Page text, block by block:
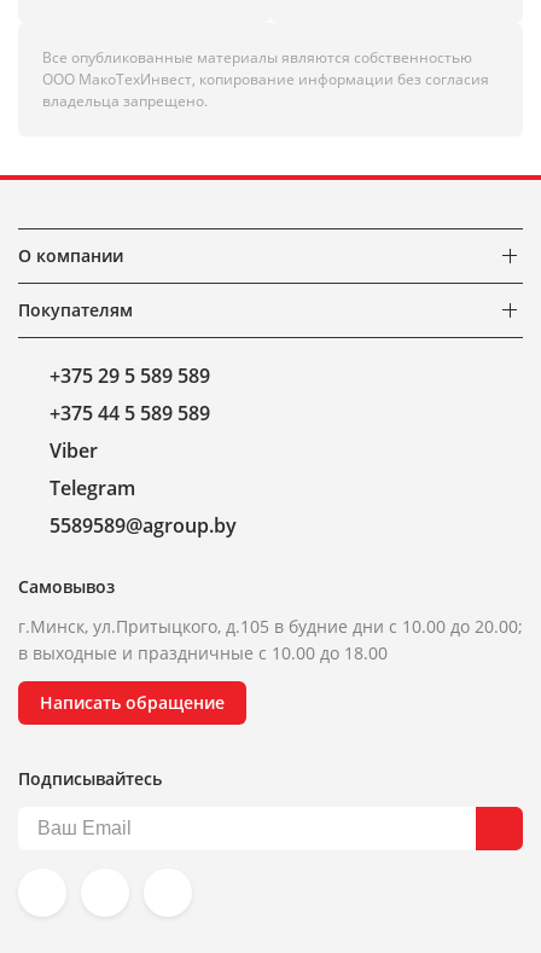
Все опубликованные материалы являются собственностью
ООО МакоТехИнвест, копирование информации без согласия
владельца запрещено.
О компании
Покупателям
+375 29 5 589 589
+375 44 5 589 589
Viber
Telegram
5589589@agroup.by
Самовывоз
г.Минск, ул.Притыцкого, д.105 в будние дни с 10.00 до 20.00;
в выходные и праздничные с 10.00 до 18.00
Написать обращение
Подписывайтесь